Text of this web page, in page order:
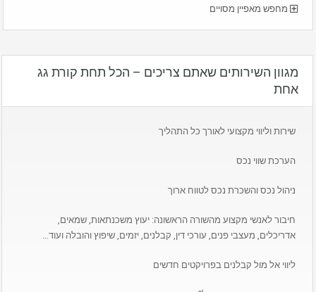
מחפש מאפיין מסויים
מגוון השירותים שאתם צריכים – הכל תחת קורת גג
אחת
שירות וליווי מקצועי לאורך כל התהליך
הערכת שווי נכס
ניהול נכס והשכרת נכס לטווח ארוך
חיבור לאנשי מקצוע מהשורה הראשונה: יעוץ משכנתאות, שמאים,
אדריכלים, מעצבי פנים, עורכי דין, קבלנים, יזמים, שיפוץ והובלה ועוד…
ליווי אל מול קבלנים בפרויקטים חדשים